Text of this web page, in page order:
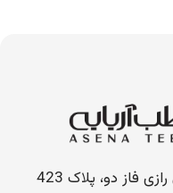
دو، پلاک 423